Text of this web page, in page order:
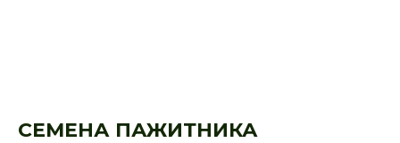
СЕМЕНА ПАЖИТНИКА